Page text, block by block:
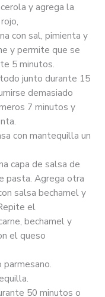
y agrega la
con sal, pimienta y
y permite que se
5 minutos.
junto durante 15
demasiado
7 minutos y
con mantequilla un
capa de salsa de
pasta. Agrega otra
salsa bechamel y
el
bechamel y
el queso
parmesano.
50 minutos o